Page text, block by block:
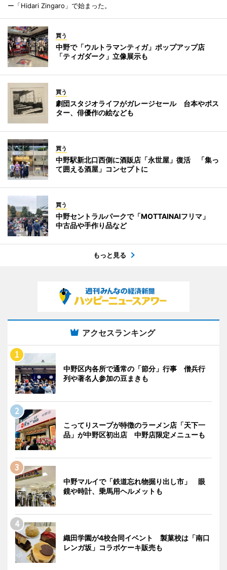
ー「Hidari Zingaro」で始まった。
買う
中野で「ウルトラマンティガ」ポップアップ店
「ティガダーク」立像展示も
買う
劇団スタジオライフがガレージセール 台本やポス
ター、俳優作の絵なども
買う
中野駅新北口西側に酒販店「永世屋」復活 「集っ
て囲える酒屋」コンセプトに
買う
中野セントラルパークで「MOTTAINAIフリマ」
中古品や手作り品など
もっと見る
アクセスランキング
中野区内各所で通常の「節分」行事 僧兵行
列や著名人参加の豆まきも
こってりスープが特徴のラーメン店「天下一
品」が中野区初出店 中野店限定メニューも
中野マルイで「鉄道忘れ物掘り出し市」 眼
鏡や時計、乗馬用ヘルメットも
織田学園が4校合同イベント 製菓校は「南口
レンガ坂」コラボケーキ販売も